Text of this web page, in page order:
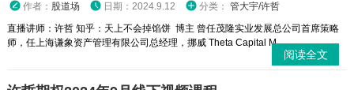
作者： 股道场 日期：2024.9.12 分类： 管大宇/许哲
直播讲师：许哲 知乎：天上不会掉馅饼 博主 曾任茂隆实业发展总公司首席策略
师，任上海谦象资产管理有限公司总经理，挪威 Theta Capital M...
阅读全文